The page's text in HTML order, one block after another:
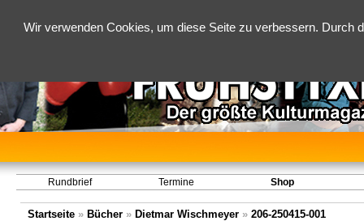
Wir verwenden Cookies, um diese Seite zu verbessern.
Rundbrief Termine Shop
Startseite» Bücher» Dietmar Wischmeyer» 206-250415-001